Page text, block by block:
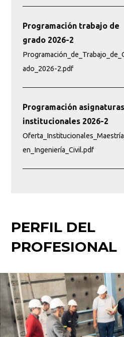
Programación trabajo de
grado 2026-2
ado_2026-2.pdf
Programación asignaturas
institucionales 2026-2
Oferta_Institucionales_Maestría_
en_Ingeniería_Civil.pdf
PERFIL DEL
PROFESIONAL